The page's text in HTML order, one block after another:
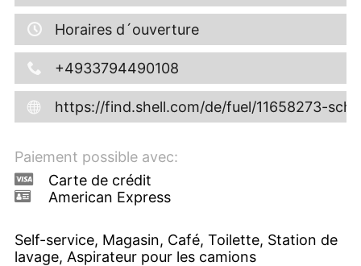
Horaires d´ouverture
+4933794490108
https://find.shell.com/de/fuel/11658273-
Paiement possible avec:
Carte de crédit
American Express
Self-service, Magasin, Café, Toilette, Station de
lavage, Aspirateur pour les camions